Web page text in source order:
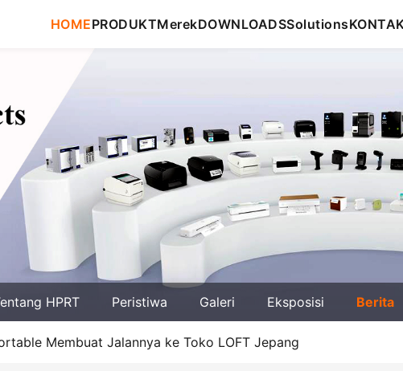
HOMEPRODUKTMerekDOWNLOADSSolutions
HPRT Peristiwa Galeri Eksposisi Berita
Membuat Jalannya ke Toko LOFT Jepang